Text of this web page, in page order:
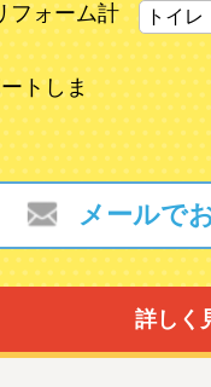
フォーム計
トしま
トイ
詳しく
メールで